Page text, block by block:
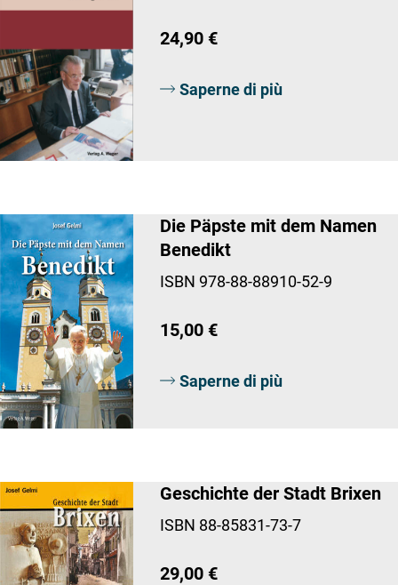
24,90 €
Saperne di più
Die Päpste mit dem Namen
Benedikt
ISBN 978-88-88910-52-9
15,00 €
Saperne di più
Geschichte der Stadt Brixen
ISBN 88-85831-73-7
29,00 €